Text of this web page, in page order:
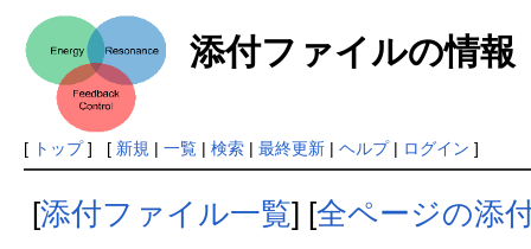
添付ファイルの情報
[ トップ] [ 新規 | 一覧| 検索| 最終更新| ヘルプ| ログイン ]
[添付ファイル一覧] [全ページの添